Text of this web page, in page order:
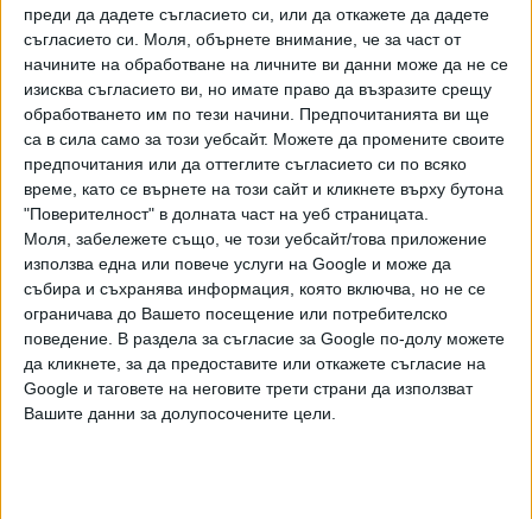
преди да дадете съгласието си, или да откажете да дадете
съгласието си.
Моля, обърнете внимание, че за част от
начините на обработване на личните ви данни може да не се
изисква съгласието ви, но имате право да възразите срещу
обработването им по тези начини. Предпочитанията ви ще
са в сила само за този уебсайт. Можете да промените своите
предпочитания или да оттеглите съгласието си по всяко
време, като се върнете на този сайт и кликнете върху бутона
"Поверителност" в долната част на уеб страницата.
Моля, забележете също, че този уебсайт/това приложение
използва една или повече услуги на Google и може да
събира и съхранява информация, която включва, но не се
ограничава до Вашето посещение или потребителско
поведение. В раздела за съгласие за Google по-долу можете
да кликнете, за да предоставите или откажете съгласие на
Google и таговете на неговите трети страни да използват
Вашите данни за долупосочените цели.
Хавайската Богородица заплака с фентанилови сълзи
Видео Разгледай всички